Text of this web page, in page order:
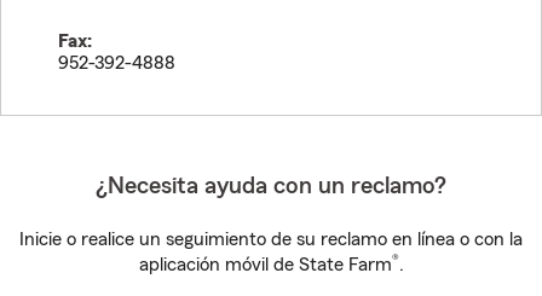
Fax:
952-392-4888
¿Necesita ayuda con un reclamo?
Inicie o realice un seguimiento de su reclamo en línea o con la
aplicación móvil de State Farm®.